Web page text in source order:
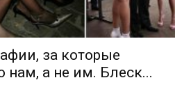
за которые
нам, а не им. Блеск...